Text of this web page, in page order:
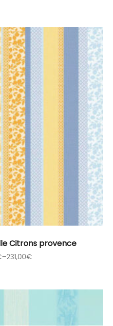
Citrons provence
–231,00€